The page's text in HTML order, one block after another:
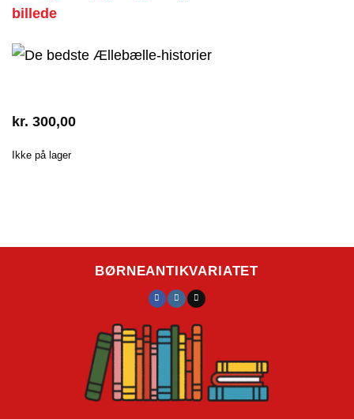
billede
kr. 300,00
Ikke på lager
BØRNEANTIKVARIATET